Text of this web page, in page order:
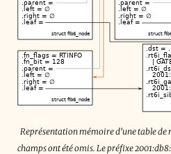
Représentation mémoire d'une table de
champs ont été omis. Le préfixe